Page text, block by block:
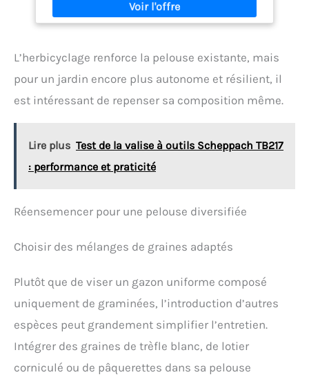
rendre la tonte plus confortable sur les grands
jardins et les terrains légèrement en pente Largeur
temps de tonte sur les pelouses de taille moyenne
à grande Système de coupe 4-en-1 polyvalent :
choisissez entre le mulching, le ramassage dans le
bac, l'éjection arrière ou l'éjection latérale selon les
acier robuste : moins d'interruptions pour le vidage,
excellente durabilité et performances fiables
saison après saison Garantie Hyundai 3 ans pour
L’herbicyclage renforce la pelouse existante, mais
pour un jardin encore plus autonome et résilient, il
est intéressant de repenser sa composition même.
Lire plus Test de la valise à outils Scheppach TB217
: performance et praticité
Réensemencer pour une pelouse diversifiée
Choisir des mélanges de graines adaptés
Plutôt que de viser un gazon uniforme composé
uniquement de graminées, l’introduction d’autres
espèces peut grandement simplifier l’entretien.
Intégrer des graines de trèfle blanc, de lotier
corniculé ou de pâquerettes dans sa pelouse